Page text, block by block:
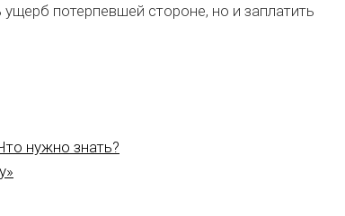
потерпевшей стороне, но и заплатить
нужно знать?